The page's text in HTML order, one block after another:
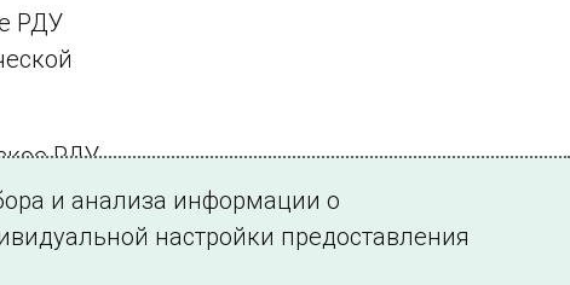
РДУ
РДУ
110,
и анализа информации о
настройки предоставления